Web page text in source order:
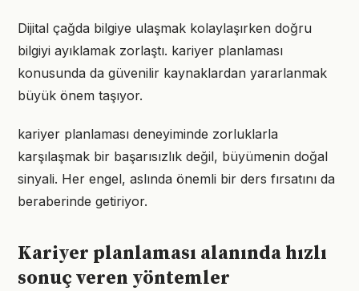
Dijital çağda bilgiye ulaşmak kolaylaşırken doğru
bilgiyi ayıklamak zorlaştı. kariyer planlaması
konusunda da güvenilir kaynaklardan yararlanmak
büyük önem taşıyor.
kariyer planlaması deneyiminde zorluklarla
karşılaşmak bir başarısızlık değil, büyümenin doğal
sinyali. Her engel, aslında önemli bir ders fırsatını da
beraberinde getiriyor.
Kariyer planlaması alanında hızlı
sonuç veren yöntemler